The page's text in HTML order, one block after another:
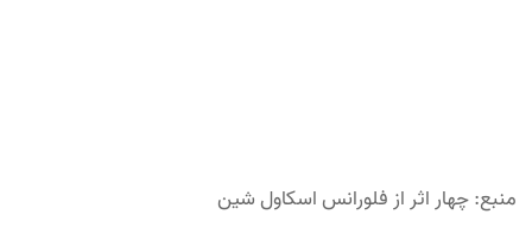
منبع: چهار اثر از فلورانس اسکاول شین